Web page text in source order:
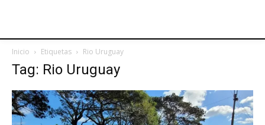
Inicio Etiquetas Rio Uruguay
Tag: Rio Uruguay